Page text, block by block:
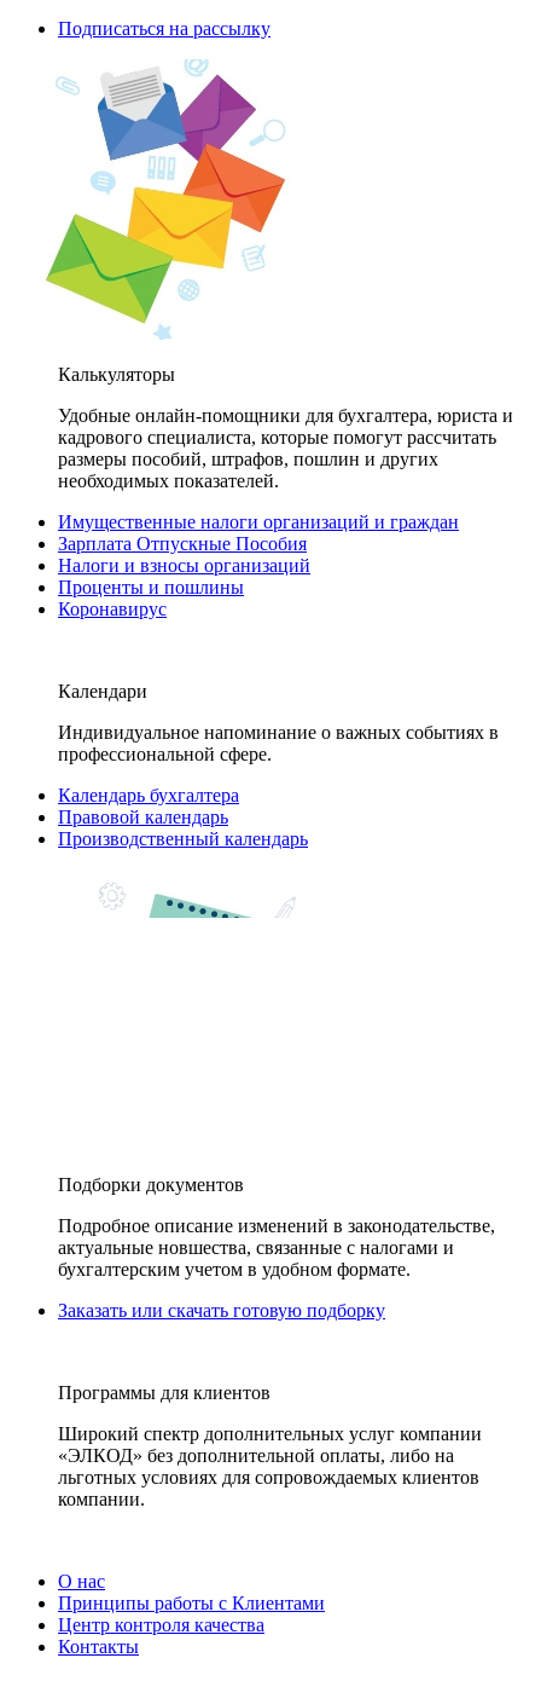
Подписаться на рассылку
Калькуляторы
Удобные онлайн-помощники для бухгалтера, юриста и
кадрового специалиста, которые помогут рассчитать
размеры пособий, штрафов, пошлин и других
необходимых показателей.
Имущественные налоги организаций и граждан
Зарплата Отпускные Пособия
Налоги и взносы организаций
Проценты и пошлины
Коронавирус
Календари
Индивидуальное напоминание о важных событиях в
профессиональной сфере.
Календарь бухгалтера
Правовой календарь
Производственный календарь
Подборки документов
Подробное описание изменений в законодательстве,
актуальные новшества, связанные с налогами и
бухгалтерским учетом в удобном формате.
Заказать или скачать готовую подборку
Программы для клиентов
Широкий спектр дополнительных услуг компании
«ЭЛКОД» без дополнительной оплаты, либо на
льготных условиях для сопровождаемых клиентов
компании.
О нас
Принципы работы с Клиентами
Центр контроля качества
Контакты